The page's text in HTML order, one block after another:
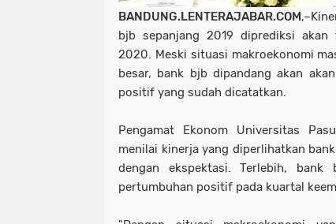
BANDUNG.LENTERAJABAR.COM
bjb sepanjang 2019 diprediksi
2020. Meski situasi makroekonomi
besar, bank bjb dipandang akan
positif yang sudah dicatatkan.
Pengamat Ekonom Universitas
menilai kinerja yang diperlihatkan
dengan ekspektasi. Terlebih, bank
pertumbuhan positif pada kuartal